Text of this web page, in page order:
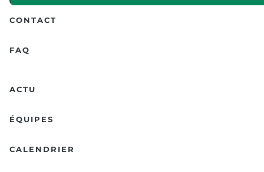
CONTACT
FAQ
ACTU
ÉQUIPES
CALENDRIER